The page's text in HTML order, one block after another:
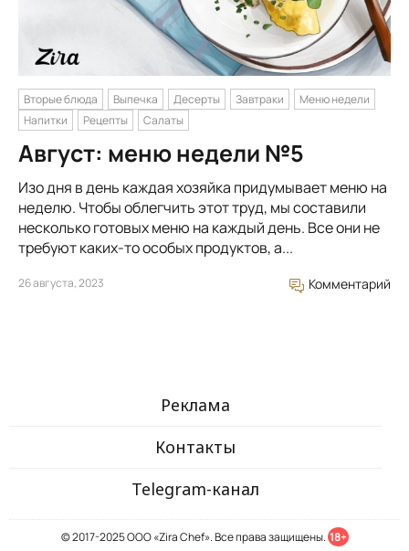
Вторые блюда Выпечка Десерты Завтраки
Меню недели
Напитки
Рецепты Салаты
Август: меню недели №5
Изо дня в день каждая хозяйка придумывает меню на
неделю. Чтобы облегчить этот труд, мы составили
несколько готовых меню на каждый день. Все они не
требуют каких-то особых продуктов, а...
26 августа, 2023 Комментарий
Реклама
Контакты
Telegram-канал
© 2017-2025 ООО «Zira Chef». Все права защищены. 18+